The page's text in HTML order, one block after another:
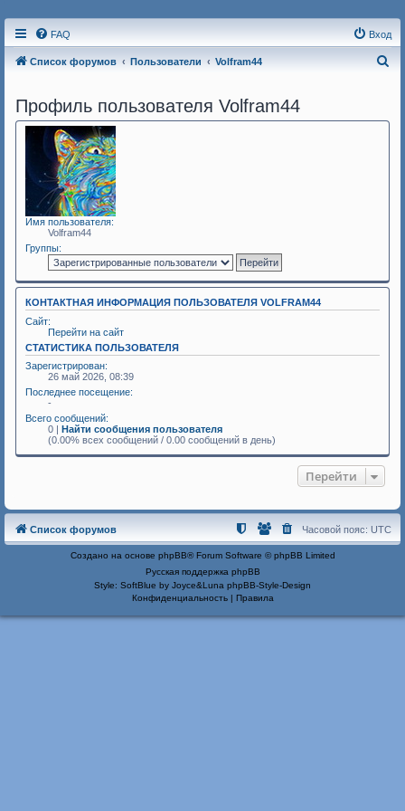
FAQ Вход
Список форумов Пользователи Volfram44
Профиль пользователя Volfram44
Имя пользователя:
Volfram44
Группы:
КОНТАКТНАЯ ИНФОРМАЦИЯ ПОЛЬЗОВАТЕЛЯ VOLFRAM44
Сайт:
Перейти на сайт
СТАТИСТИКА ПОЛЬЗОВАТЕЛЯ
Зарегистрирован:
26 май 2026, 08:39
Последнее посещение:
-
Всего сообщений:
0 | Найти сообщения пользователя
(0.00% всех сообщений / 0.00 сообщений в день)
Перейти
Список форумов Часовой пояс: UTC
Создано на основе phpBB® Forum Software © phpBB Limited
Русская поддержка phpBB
Style: SoftBlue by Joyce&Luna phpBB-Style-Design
Конфиденциальность| Правила